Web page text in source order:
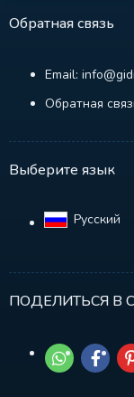
Обратная связь
Email:
Обратная
Выберите язык
Русский‎
ПОДЕЛИТЬСЯ В